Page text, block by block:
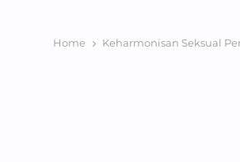
Home Keharmonisan Seksual